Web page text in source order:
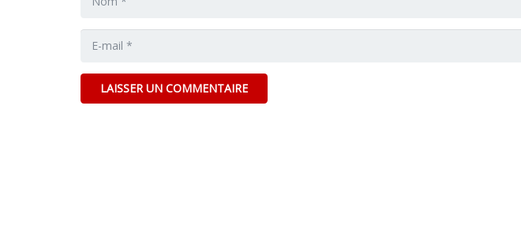
LAISSER UN COMMENTAIRE